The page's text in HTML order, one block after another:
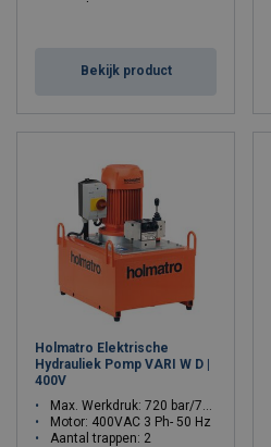
Bekijk product
Holmatro Elektrische
Hydrauliek Pomp VARI W D |
400V
Max. Werkdruk: 720 bar/72 Mpa
Motor: 400VAC 3 Ph- 50 Hz
Aantal trappen: 2